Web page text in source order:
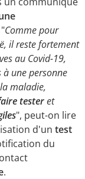
Comme pour
il reste fortement
au Covid-19,
à une personne
maladie,
testeret
", peut-on lire
d'un test
du
.